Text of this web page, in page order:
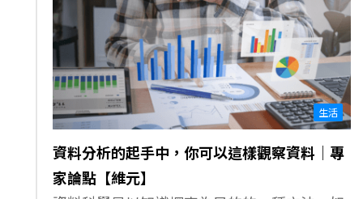
生活
資料分析的起手中，你可以這樣觀察資料｜專
家論點【維元】